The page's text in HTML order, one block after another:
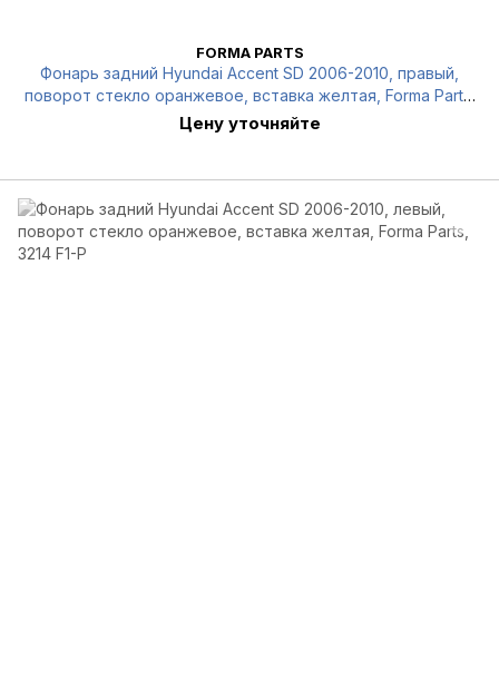
FORMA PARTS
Фонарь задний Hyundai Accent SD 2006-2010, правый,
поворот стекло оранжевое, вставка желтая, Forma Parts,
3214 F2-P
Цену уточняйте